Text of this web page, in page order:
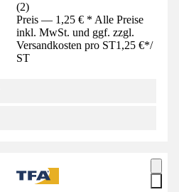
(2)
Preis — 1,25 € * Alle Preise
inkl. MwSt. und ggf. zzgl.
Versandkosten pro ST1,25 €*/
ST